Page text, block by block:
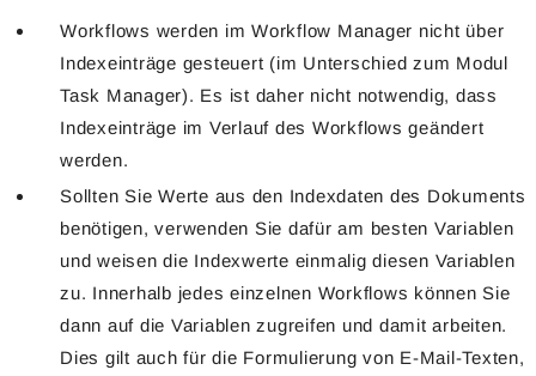
Workflows werden im Workflow Manager nicht über
Indexeinträge gesteuert (im Unterschied zum Modul
Task Manager). Es ist daher nicht notwendig, dass
Indexeinträge im Verlauf des Workflows geändert
werden.
Sollten Sie Werte aus den Indexdaten des Dokuments
benötigen, verwenden Sie dafür am besten Variablen
und weisen die Indexwerte einmalig diesen Variablen
zu. Innerhalb jedes einzelnen Workflows können Sie
dann auf die Variablen zugreifen und damit arbeiten.
Dies gilt auch für die Formulierung von E-Mail-Texten,